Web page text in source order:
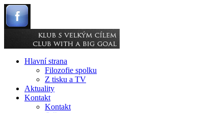
Hlavní strana
Filozofie spolku
Z tisku a TV
Aktuality
Kontakt
Kontakt